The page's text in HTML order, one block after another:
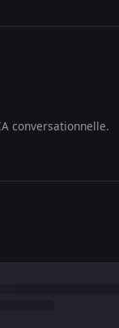
conversationnelle.